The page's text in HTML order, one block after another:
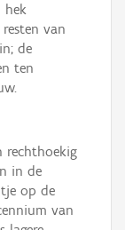
hek
van
de
ten
rechthoekig
in de
op de
van